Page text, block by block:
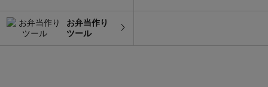
お弁当作り
ツール